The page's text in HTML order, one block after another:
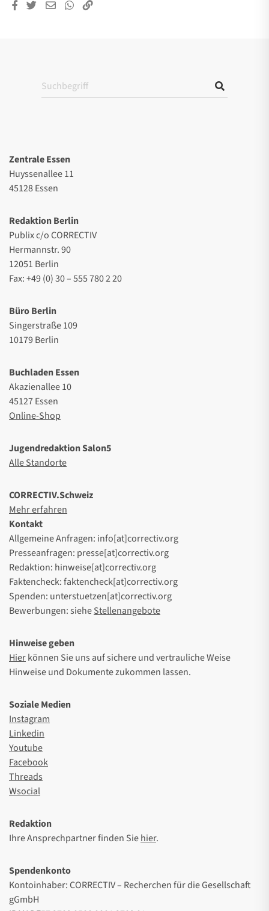
Zentrale Essen
Huyssenallee 11
45128 Essen
Redaktion Berlin
Publix c/o CORRECTIV
Hermannstr. 90
12051 Berlin
Fax: +49 (0) 30 – 555 780 2 20
Büro Berlin
Singerstraße 109
10179 Berlin
Buchladen Essen
Akazienallee 10
45127 Essen
Online-Shop
Jugendredaktion Salon5
Alle Standorte
CORRECTIV.Schweiz
Mehr erfahren
Kontakt
Allgemeine Anfragen: info[at]correctiv.org
Presseanfragen: presse[at]correctiv.org
Redaktion: hinweise[at]correctiv.org
Faktencheck: faktencheck[at]correctiv.org
Spenden: unterstuetzen[at]correctiv.org
Bewerbungen: sieheStellenangebote
Hinweise geben
Hierkönnen Sie uns auf sichere und vertrauliche Weise
Hinweise und Dokumente zukommen lassen.
Soziale Medien
Instagram
Linkedin
Youtube
Facebook
Threads
Wsocial
Redaktion
Ihre Ansprechpartner finden Siehier.
Spendenkonto
Kontoinhaber: CORRECTIV – Recherchen für die Gesellschaft
gGmbH